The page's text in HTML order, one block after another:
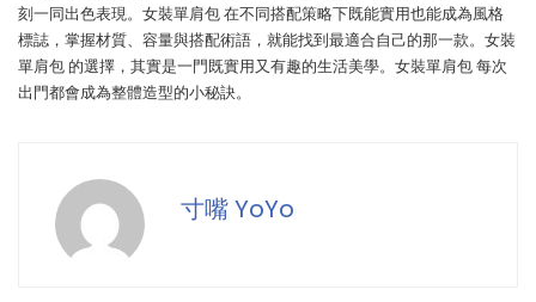
刻一同出色表現。女裝單肩包 在不同搭配策略下既能實用也能成為風格
標誌，掌握材質、容量與搭配術語，就能找到最適合自己的那一款。女裝
單肩包 的選擇，其實是一門既實用又有趣的生活美學。女裝單肩包 每次
出門都會成為整體造型的小秘訣。
寸嘴 YoYo